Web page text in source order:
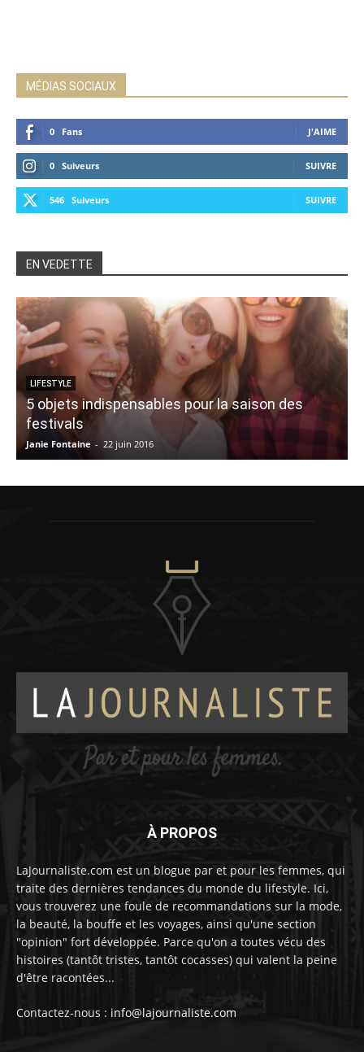
MÉDIAS SOCIAUX
0 Fans J'AIME
0 Suiveurs SUIVRE
546 Suiveurs SUIVRE
EN VEDETTE
LIFESTYLE
5 objets indispensables pour la saison des
festivals
Janie Fontaine - 22 juin 2016
À PROPOS
LaJournaliste.com est un blogue par et pour les femmes, qui
traite des dernières tendances du monde du lifestyle. Ici,
vous trouverez une foule de recommandations sur la mode,
la beauté, la bouffe et les voyages, ainsi qu'une section
"opinion" fort développée. Parce qu'on a toutes vécu des
histoires (tantôt tristes, tantôt cocasses) qui valent la peine
d'être racontées...
Contactez-nous : info@lajournaliste.com